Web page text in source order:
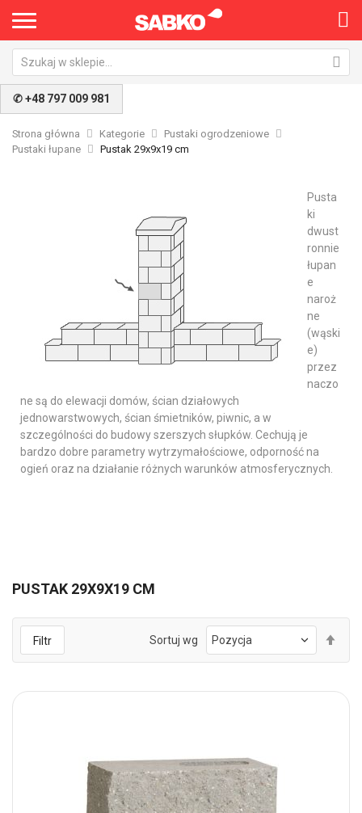
✆ +48 797 009 981
Strona główna Kategorie
Pustaki ogrodzeniowe
Pustaki łupane
Pustak 29x9x19 cm
Pusta
ki
dwust
ronnie
łupan
e
naroż
ne
(wąski
e)
przez
naczo
ne są do elewacji domów, ścian działowych
jednowarstwowych, ścian śmietników, piwnic, a w
szczególności do budowy szerszych słupków. Cechują je
bardzo dobre parametry wytrzymałościowe, odporność na
ogień oraz na działanie różnych warunków atmosferycznych.
PUSTAK 29X9X19 CM
Filtr Sortuj wg